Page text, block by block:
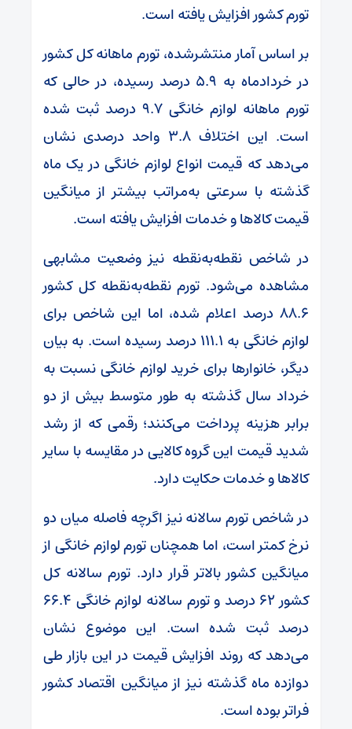
تورم کشور افزایش یافته است.
بر اساس آمار منتشرشده، تورم ماهانه کل کشور
در خردادماه به ۵.۹ درصد رسیده، در حالی که
تورم ماهانه لوازم خانگی ۹.۷ درصد ثبت شده
است. این اختلاف ۳.۸ واحد درصدی نشان
می‌دهد که قیمت انواع لوازم خانگی در یک ماه
گذشته با سرعتی به‌مراتب بیشتر از میانگین
قیمت کالاها و خدمات افزایش یافته است.
در شاخص نقطه‌به‌نقطه نیز وضعیت مشابهی
مشاهده می‌شود. تورم نقطه‌به‌نقطه کل کشور
۸۸.۶ درصد اعلام شده، اما این شاخص برای
لوازم خانگی به ۱۱۱.۱ درصد رسیده است. به بیان
دیگر، خانوارها برای خرید لوازم خانگی نسبت به
خرداد سال گذشته به طور متوسط بیش از دو
برابر هزینه پرداخت می‌کنند؛ رقمی که از رشد
شدید قیمت این گروه کالایی در مقایسه با سایر
کالاها و خدمات حکایت دارد.
در شاخص تورم سالانه نیز اگرچه فاصله میان دو
نرخ کمتر است، اما همچنان تورم لوازم خانگی از
میانگین کشور بالاتر قرار دارد. تورم سالانه کل
کشور ۶۲ درصد و تورم سالانه لوازم خانگی ۶۶.۴
درصد ثبت شده است. این موضوع نشان
می‌دهد که روند افزایش قیمت در این بازار طی
دوازده ماه گذشته نیز از میانگین اقتصاد کشور
فراتر بوده است.